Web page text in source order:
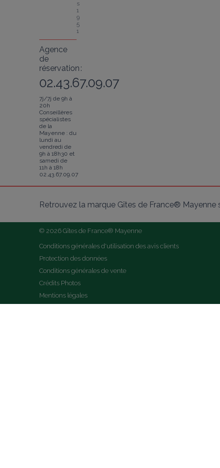
s
1
9
5
1
Agence
de
réservation :
02.43.67.09.07
7j/7j de 9h à
20h
Conseillères
spécialistes
de la
Mayenne : du
lundi au
vendredi de
9h à 18h30 et
samedi de
11h à 18h
02.43.67.09.07
Retrouvez la marque Gîtes de France® Mayenne
© 2026 Gîtes de France® Mayenne
Conditions générales d'utilisation des avis clients
Protection des données
Conditions générales de vente
Crédits Photos
Mentions légales